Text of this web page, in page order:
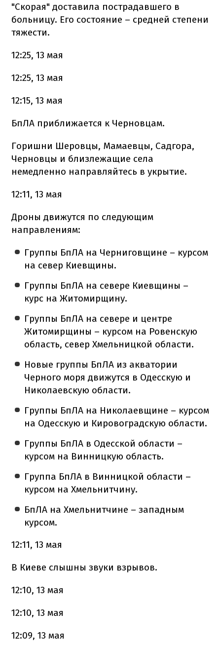
"Скорая" доставила пострадавшего в
больницу. Его состояние – средней степени
тяжести.
12:25, 13 мая
12:25, 13 мая
12:15, 13 мая
БпЛА приближается к Черновцам.
Горишни Шеровцы, Мамаевцы, Садгора,
Черновцы и близлежащие села
немедленно направляйтесь в укрытие.
12:11, 13 мая
Дроны движутся по следующим
направлениям:
Группы БпЛА на Черниговщине – курсом
на север Киевщины.
Группы БпЛА на севере Киевщины –
курс на Житомирщину.
Группы БпЛА на севере и центре
Житомирщины – курсом на Ровенскую
область, север Хмельницкой области.
Новые группы БпЛА из акватории
Черного моря движутся в Одесскую и
Николаевскую области.
Группы БпЛА на Николаевщине – курсом
на Одесскую и Кировоградскую области.
Группы БпЛА в Одесской области –
курсом на Винницкую область.
Группа БпЛА в Винницкой области –
курсом на Хмельнитчину.
БпЛА на Хмельнитчине – западным
курсом.
12:11, 13 мая
В Киеве слышны звуки взрывов.
12:10, 13 мая
12:10, 13 мая
12:09, 13 мая